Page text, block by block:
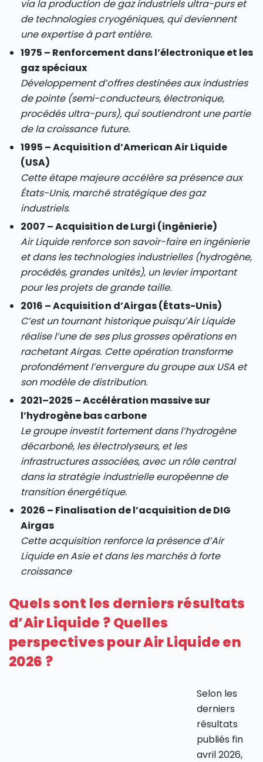
via la production de gaz industriels ultra-purs et
de technologies cryogéniques, qui deviennent
une expertise à part entière.
1975 – Renforcement dans l’électronique et les
gaz spéciaux
Développement d’offres destinées aux industries
de pointe (semi-conducteurs, électronique,
procédés ultra-purs), qui soutiendront une partie
de la croissance future.
1995 – Acquisition d’American Air Liquide
(USA)
Cette étape majeure accélère sa présence aux
États-Unis, marché stratégique des gaz
industriels.
2007 – Acquisition de Lurgi (ingénierie)
Air Liquide renforce son savoir-faire en ingénierie
et dans les technologies industrielles (hydrogène,
procédés, grandes unités), un levier important
pour les projets de grande taille.
2016 – Acquisition d’Airgas (États-Unis)
C’est un tournant historique puisqu’Air Liquide
réalise l’une de ses plus grosses opérations en
rachetant Airgas. Cette opération transforme
profondément l’envergure du groupe aux USA et
son modèle de distribution.
2021–2025 – Accélération massive sur
l’hydrogène bas carbone
Le groupe investit fortement dans l’hydrogène
décarboné, les électrolyseurs, et les
infrastructures associées, avec un rôle central
dans la stratégie industrielle européenne de
transition énergétique.
2026 – Finalisation de l’acquisition de DIG
Airgas
Cette acquisition renforce la présence d’Air
Liquide en Asie et dans les marchés à forte
croissance
Quels sont les derniers résultats
d’Air Liquide ? Quelles
perspectives pour Air Liquide en
2026 ?
Selon les
derniers
résultats
publiés fin
avril 2026,